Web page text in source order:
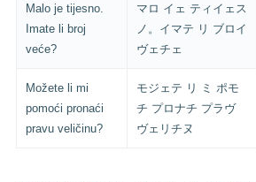
Malo je tijesno.
Imate li broj
veće?
マロ イェ ティイェス
ノ。イマテ リ ブロイ
ヴェチェ
Možete li mi
pomoći pronaći
pravu veličinu?
モジェテ リ ミ ポモ
チ プロナチ プラヴ
ヴェリチヌ